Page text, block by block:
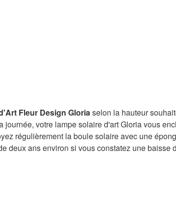
Fleur Design Gloriaselon la hauteur
votre lampe solaire d'art Gloria vous
régulièrement la boule solaire avec une
deux ans environ si vous constatez une